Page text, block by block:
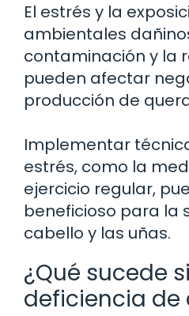
El estrés y la
ambientales
contaminación y la
pueden afectar
producción de
Implementar
estrés, como la
ejercicio regular,
beneficioso para la
cabello y las uñas.
¿Qué sucede
deficiencia de